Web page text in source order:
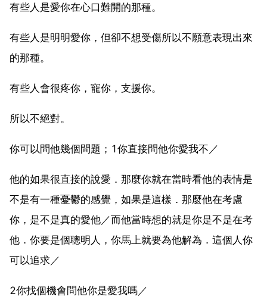
有些人是愛你在心口難開的那種。
有些人是明明愛你，但卻不想受傷所以不願意表現出來
的那種。
有些人會很疼你，寵你，支援你。
所以不絕對。
你可以問他幾個問題；1你直接問他你愛我不／
他的如果很直接的說愛．那麼你就在當時看他的表情是
不是有一種憂鬱的感覺，如果是這樣．那麼他在考慮
你，是不是真的愛他／而他當時想的就是你是不是在考
他．你要是個聰明人，你馬上就要為他解為．這個人你
可以追求／
2你找個機會問他你是愛我嗎／